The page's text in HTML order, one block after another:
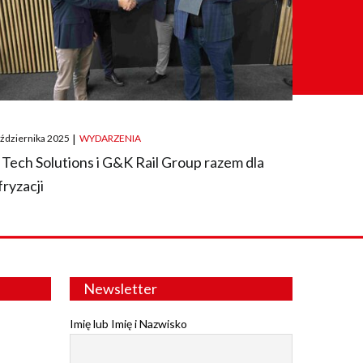
2025 WYDARZENIA
Tech Solutions i G&K Rail Group razem dla
Newsletter
Imię lub Imię i Nazwisko